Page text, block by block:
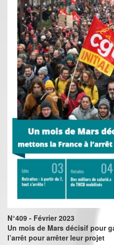
N°409 - Février 2023
Un mois de Mars décisif pour
l’arrêt pour arrêter leur projet